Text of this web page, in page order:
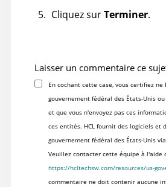
Cliquez surTerminer.
Laisser un commentaire ce
En cochant cette case, vous certifiez ne
gouvernement fédéral des États-Unis
et que vous n'envoyez pas ces
ces entités. HCL fournit des logiciels et
gouvernement fédéral des États-Unis
Veuillez contacter cette équipe à l'aide
https://hcltechsw.com/resources/us-
commentaire ne doit contenir aucune